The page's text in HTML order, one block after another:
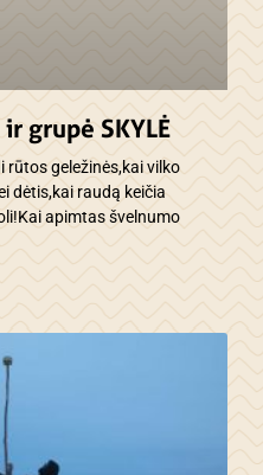
grupė SKYLĖ
rūtos geležinės,kai vilko
dėtis,kai raudą keičia
apimtas švelnumo